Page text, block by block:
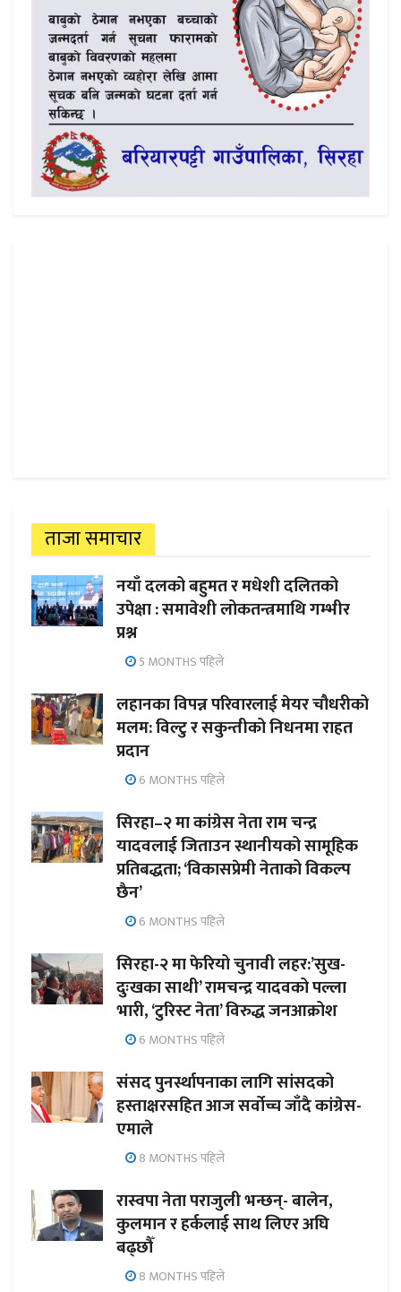
ताजा समाचार
नयाँ दलको बहुमत र मधेशी दलितको
उपेक्षा : समावेशी लोकतन्त्रमाथि गम्भीर
प्रश्न
5 MONTHS पहिले
लहानका विपन्न परिवारलाई मेयर चौधरीको
मलम: विल्टु र सकुन्तीको निधनमा राहत
प्रदान
6 MONTHS पहिले
सिरहा–२ मा कांग्रेस नेता राम चन्द्र
यादवलाई जिताउन स्थानीयको सामूहिक
प्रतिबद्धता; ‘विकासप्रेमी नेताको विकल्प
छैन’
6 MONTHS पहिले
सिरहा-२ मा फेरियो चुनावी लहर:’सुख-
दुःखका साथी’ रामचन्द्र यादवको पल्ला
भारी, ‘टुरिस्ट नेता’ विरुद्ध जनआक्रोश
6 MONTHS पहिले
संसद पुनर्स्थापनाका लागि सांसदको
हस्ताक्षरसहित आज सर्वोच्च जाँदै कांग्रेस-
एमाले
8 MONTHS पहिले
रास्वपा नेता पराजुली भन्छन्- बालेन,
कुलमान र हर्कलाई साथ लिएर अघि
बढ्छौँ
8 MONTHS पहिले